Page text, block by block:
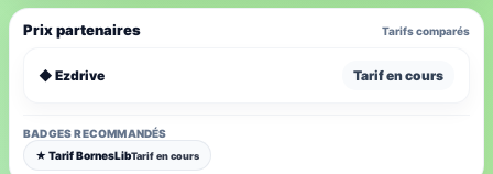
Prix partenaires Tarifs comparés
◆ Ezdrive Tarif en cours
BADGES RECOMMANDÉS
★ Tarif BornesLibTarif en cours